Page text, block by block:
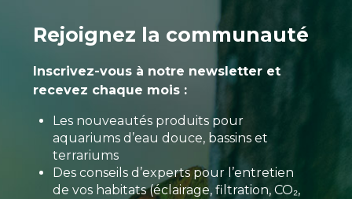
Rejoignez la communauté
Inscrivez-vous à notre newsletter et
recevez chaque mois :
Les nouveautés produits pour
aquariums d’eau douce, bassins et
terrariums
Des conseils d’experts pour l’entretien
de vos habitats (éclairage, filtration, CO₂,